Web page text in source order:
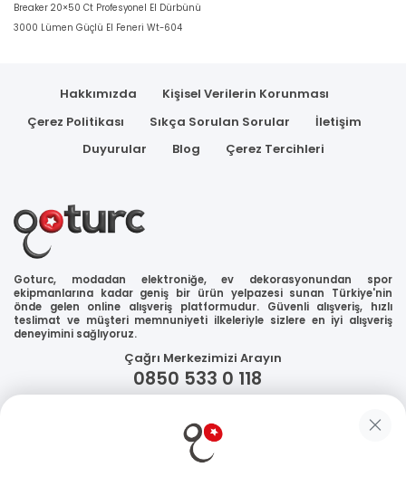
Breaker 20×50 Ct Profesyonel El Dürbünü
3000 Lümen Güçlü El Feneri Wt-604
Hakkımızda
Kişisel Verilerin Korunması
Çerez Politikası
Sıkça Sorulan Sorular
İletişim
Duyurular
Blog Çerez Tercihleri
Goturc, modadan elektroniğe, ev dekorasyonundan spor
ekipmanlarına kadar geniş bir ürün yelpazesi sunan Türkiye'nin
önde gelen online alışveriş platformudur. Güvenli alışveriş, hızlı
teslimat ve müşteri memnuniyeti ilkeleriyle sizlere en iyi alışveriş
deneyimini sağlıyoruz.
Çağrı Merkezimizi Arayın
0850 533 0 118
Güvenliğiniz